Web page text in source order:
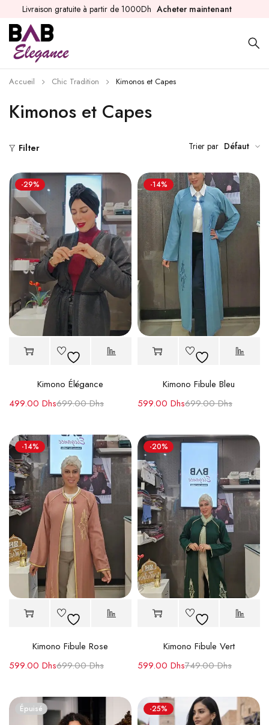
Livraison gratuite à partir de 1000Dh Acheter maintenant
Kimonos et Capes
Accueil Chic Tradition Kimonos et Capes
Filter Trier par Défaut
-29%
Kimono Élégance
699.00Dhs
499.00 Dhs
-14%
Kimono Fibule Bleu
699.00Dhs
599.00 Dhs
-14%
Kimono Fibule Rose
699.00Dhs
599.00 Dhs
-20%
Kimono Fibule Vert
749.00Dhs
599.00 Dhs
Épuisé -25%